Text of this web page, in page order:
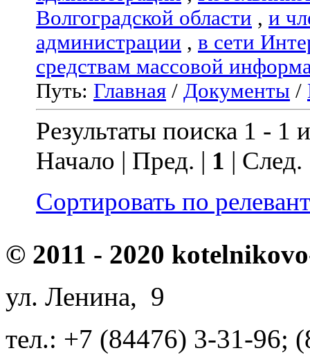
Волгоградской области , и
администрации , в сети
средствам массовой
Путь: Главная / Документы /
Результаты поиска 1 - 1
Начало | Пред. | 1 |
Сортировать по
© 2011 - 2020
ул. Ленина, 9
тел.: +7 (84476) 3-31-96;